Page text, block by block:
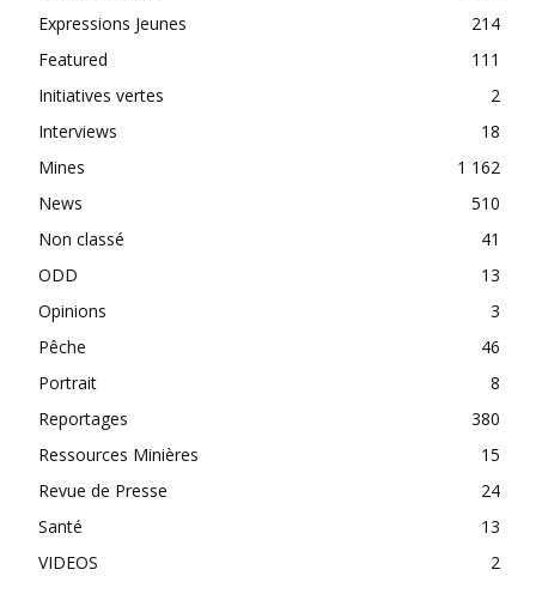
Expressions Jeunes
214
Featured
111
Initiatives vertes
2
Interviews
18
Mines
1 162
News
510
Non classé
41
ODD
13
Opinions
3
Pêche
46
Portrait
8
Reportages
380
Ressources Minières
15
Revue de Presse
24
Santé
13
VIDEOS
2